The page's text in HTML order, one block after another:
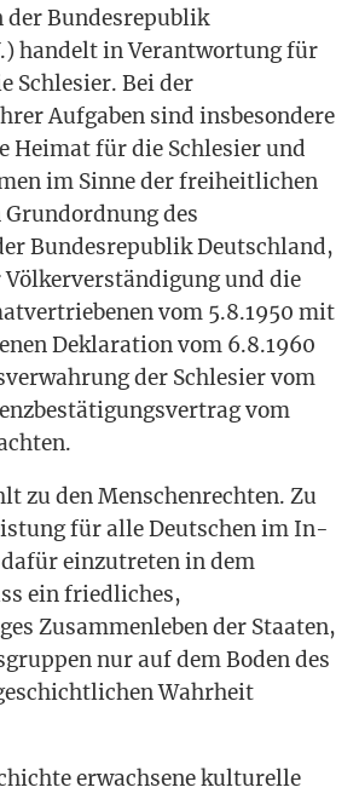
der Bun­des­re­pu­blik
han­delt in Ver­ant­wor­tung für
Schle­si­er. Bei der
Auf­ga­ben sind ins­be­son­de­re
Hei­mat für die Schle­si­er und
im Sin­ne der frei­heit­li­chen
des
Bun­des­re­pu­blik Deutsch­land,
Völ­ker­ver­stän­di­gung und die
vom 5.8.1950 mit
Dekla­ra­ti­on vom 6.8.1960
der Schle­si­er vom
vom
zu den Men­schen­rech­ten. Zu
für alle Deut­schen im In-
ein­zu­tre­ten in dem
ein fried­li­ches,
Zusam­men­le­ben der Staa­ten,
nur auf dem Boden des
Wahr­heit
erwach­se­ne kul­tu­rel­le